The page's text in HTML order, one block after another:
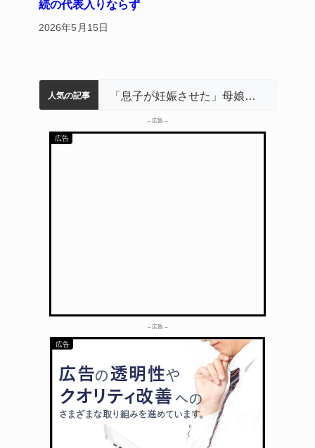
続の代表入りならず
2026年5月15日
人気の記事
中学校の陶壁モニュメント 地元建設会社がボランティアで清掃 伊賀
名張市立病院のDMAT、熊本地震の被災地へ 能登以来3回目の派遣
特産「白鳳梨」の出荷最盛期 直売所にぎわう 伊賀 「息子が妊娠させた」母娘だまされ400万円詐欺被害 名張
– 広告 –
– 広告 –